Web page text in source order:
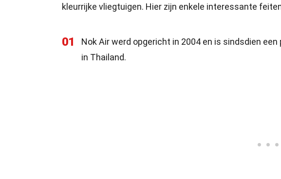
kleurrijke vliegtuigen. Hier zijn enkele interessante
01
Nok Air werd opgericht in 2004 en is sindsdien
in Thailand.